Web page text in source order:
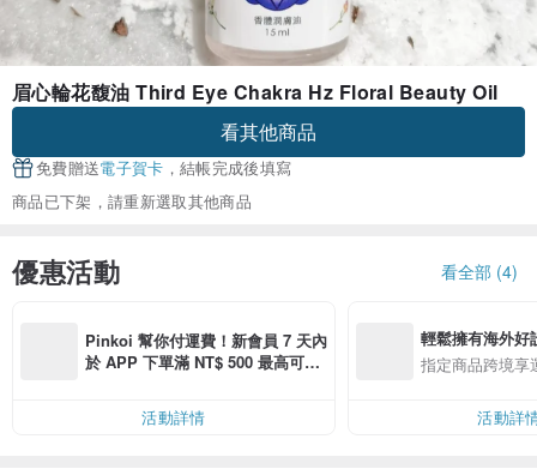
眉心輪花馥油 Third Eye Chakra Hz Floral Beauty Oil
看其他商品
免費贈送電子賀卡 ，結帳完成後填寫
商品已下架，請重新選取其他商品
優惠活動 看全部 (4)
Pinkoi 幫你付運費！新會員 7 天內
於 APP 下單滿 NT$ 500 最高可折
活動詳情
輕鬆擁有海外好
指定商品跨境享
活動詳